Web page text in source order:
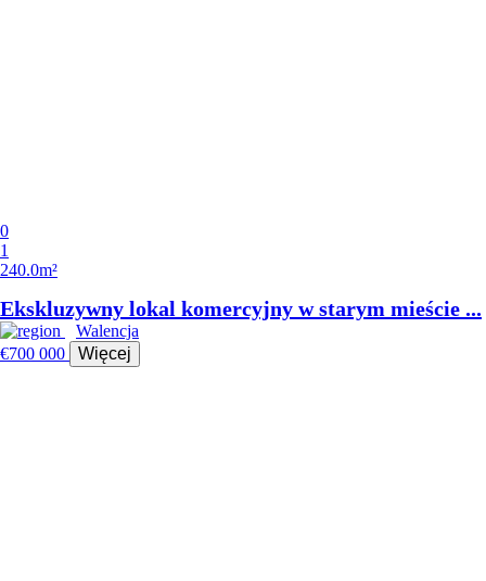
0
1
240.0m²
Ekskluzywny lokal komercyjny w starym mieście ...
Walencja
€700 000
Więcej